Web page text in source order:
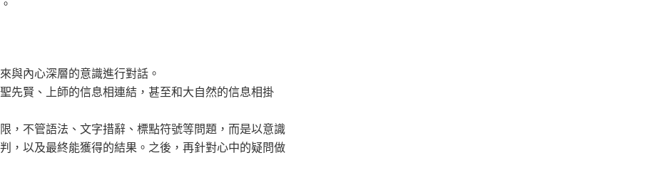
內心深層的意識進行對話。
賢、上師的信息相連結，甚至和大自然的信息相掛
不管語法、文字措辭、標點符號等問題，而是以意識
，以及最終能獲得的結果。之後，再針對心中的疑問做